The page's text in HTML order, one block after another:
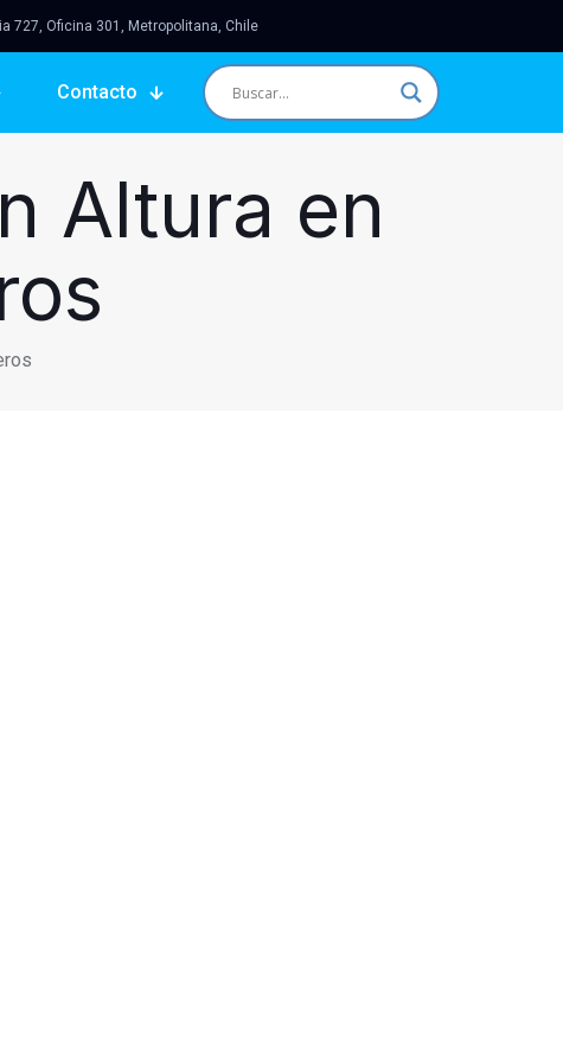
727, Oficina 301, Metropolitana, Chile
Contacto
Altura en